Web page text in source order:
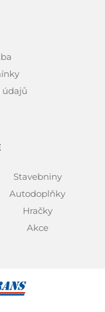
údajů
Stavebniny
Autodoplňky
Hračky
Akce